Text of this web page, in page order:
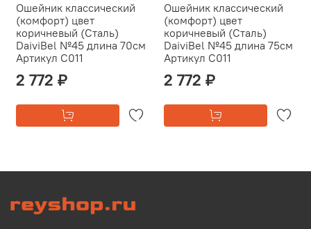
Ошейник классический
(комфорт) цвет
коричневый (Сталь)
DaiviBel №45 длина 70см
Артикул С011
2 772 ₽
Ошейник классический
(комфорт) цвет
коричневый (Сталь)
DaiviBel №45 длина 75см
Артикул С011
2 772 ₽